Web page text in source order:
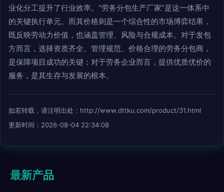
业化分工提升了行业效率。“劳务分包生产厂家”是这一体系中
的关键执行单元。而其价格则是一个综合性的市场博弈结果，
既反映劳动力价值，也涵盖管理、风险与合规成本。对于发包
方而言，选择资质齐全、管理规范、价格合理的劳务分包商，
是保障项目成功的关键；对于劳务企业而言，提供优质优价的
服务，是其生存与发展的根本。
如若转载，请注明出处：http://www.dttku.com/product/31.html
更新时间：2026-08-04 22:34:08
最新产品